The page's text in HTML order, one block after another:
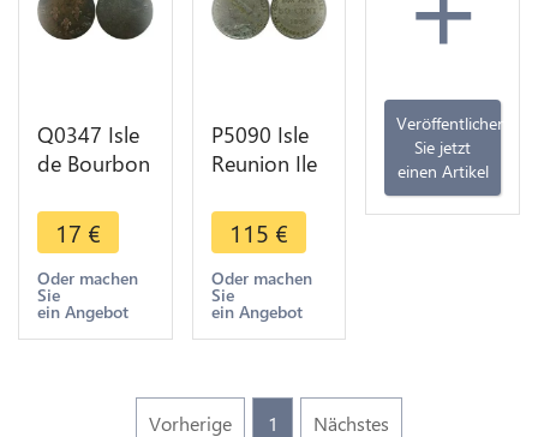
Q0347 Isle
de Bourbon
XVI 1779 A
Paris ->
Make offer
17 €
Oder machen
Sie
ein Angebot
P5090 Isle
Reunion Ile
Bon pour
50
Centimes
1896 -
>Make
115 €
Oder machen
Sie
ein Angebot
Veröffentlichen
Sie jetzt
einen Artikel
Vorherige 1 Nächstes